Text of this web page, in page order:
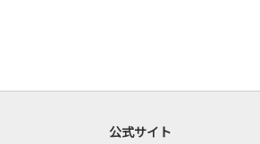
公式サイト